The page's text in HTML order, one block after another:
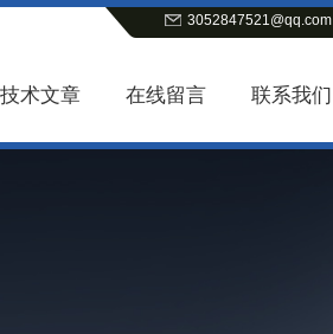
3052847521@qq.com
技术文章 在线留言 联系我们